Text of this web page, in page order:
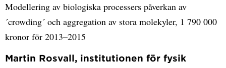
Modellering av biologiska processers påverkan av
´crowding´ och aggregation av stora molekyler, 1 790 000
kronor för 2013–2015
Martin Rosvall, institutionen för fysik